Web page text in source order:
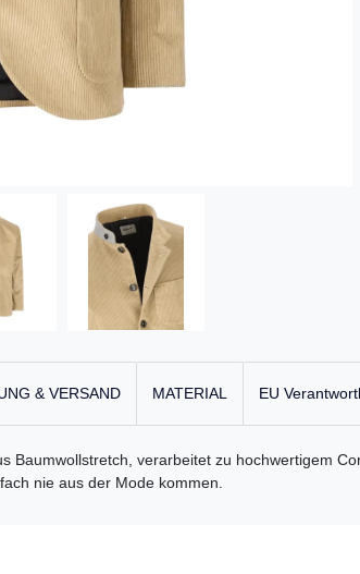
& VERSAND MATERIAL EU
Baumwollstretch, verarbeitet zu hochwertigem
nie aus der Mode kommen.